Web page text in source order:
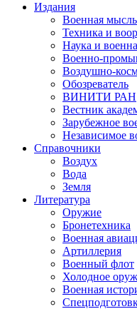
Издания
Военная мысль
Техника и
Наука и
Военно-
Воздушно-
Обозреватель
ВИНИТИ РАН
Вестник
Зарубежное
Независимое
Справочники
Воздух
Вода
Земля
Литература
Оружие
Бронетехника
Военная
Артиллерия
Военный флот
Холодное
Военная